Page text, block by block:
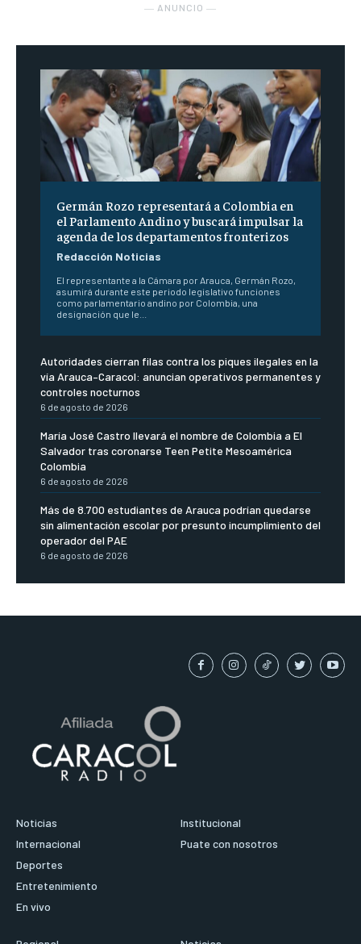
― ANUNCIO ―
Germán Rozo representará a Colombia en
el Parlamento Andino y buscará impulsar la
agenda de los departamentos fronterizos
Redacción Noticias
El representante a la Cámara por Arauca, Germán Rozo,
asumirá durante este periodo legislativo funciones
como parlamentario andino por Colombia, una
designación que le...
Autoridades cierran filas contra los piques ilegales en la
vía Arauca–Caracol: anuncian operativos permanentes y
controles nocturnos
6 de agosto de 2026
María José Castro llevará el nombre de Colombia a El
Salvador tras coronarse Teen Petite Mesoamérica
Colombia
6 de agosto de 2026
Más de 8.700 estudiantes de Arauca podrían quedarse
sin alimentación escolar por presunto incumplimiento del
operador del PAE
6 de agosto de 2026
Noticias
Internacional
Deportes
Entretenimiento
En vivo
Institucional
Puate con nosotros